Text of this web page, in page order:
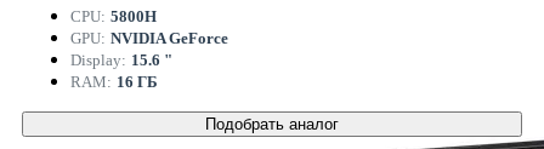
CPU: 5800H
GPU: NVIDIA GeForce
Display: 15.6 "
RAM: 16 ГБ
Подобрать аналог